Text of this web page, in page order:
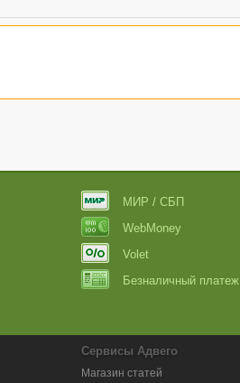
МИР / СБП
WebMoney
Volet
Безналичный платеж
Сервисы Адвего
Магазин статей